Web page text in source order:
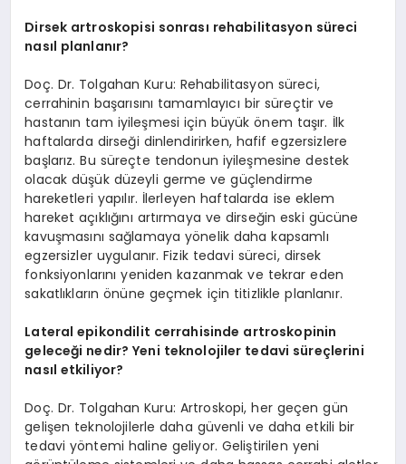
Dirsek artroskopisi sonrası rehabilitasyon süreci
nasıl planlanır?
Doç. Dr. Tolgahan Kuru: Rehabilitasyon süreci,
cerrahinin başarısını tamamlayıcı bir süreçtir ve
hastanın tam iyileşmesi için büyük önem taşır. İlk
haftalarda dirseği dinlendirirken, hafif egzersizlere
başlarız. Bu süreçte tendonun iyileşmesine destek
olacak düşük düzeyli germe ve güçlendirme
hareketleri yapılır. İlerleyen haftalarda ise eklem
hareket açıklığını artırmaya ve dirseğin eski gücüne
kavuşmasını sağlamaya yönelik daha kapsamlı
egzersizler uygulanır. Fizik tedavi süreci, dirsek
fonksiyonlarını yeniden kazanmak ve tekrar eden
sakatlıkların önüne geçmek için titizlikle planlanır.
Lateral epikondilit cerrahisinde artroskopinin
geleceği nedir? Yeni teknolojiler tedavi süreçlerini
nasıl etkiliyor?
Doç. Dr. Tolgahan Kuru: Artroskopi, her geçen gün
gelişen teknolojilerle daha güvenli ve daha etkili bir
tedavi yöntemi haline geliyor. Geliştirilen yeni